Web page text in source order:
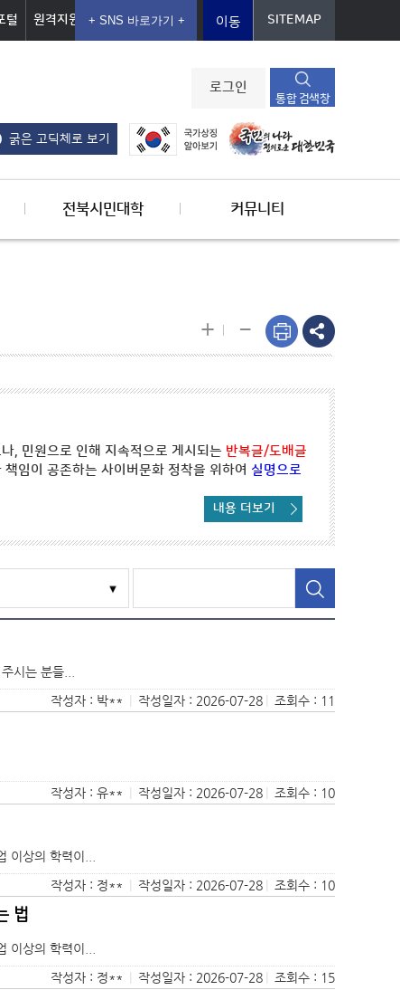
털 원격지원 이동 SITEMAP
로그인
통합 검색창
굵은 고딕체로 보기
전북시민대학 커뮤니티
+ -
, 민원으로 인해 지속적으로 게시되는 반복글/도배글
임이 공존하는 사이버문화 정착을 위하여 실명으로
내용 더보기
시는 분들...
작성자 : 박**
작성일자 : 2026-07-28 조회수 : 11
작성자 : 유**
작성일자 : 2026-07-28 조회수 : 10
이상의 학력이...
작성자 : 정**
작성일자 : 2026-07-28 조회수 : 10
법
이상의 학력이...
작성자 : 정**
작성일자 : 2026-07-28 조회수 : 15